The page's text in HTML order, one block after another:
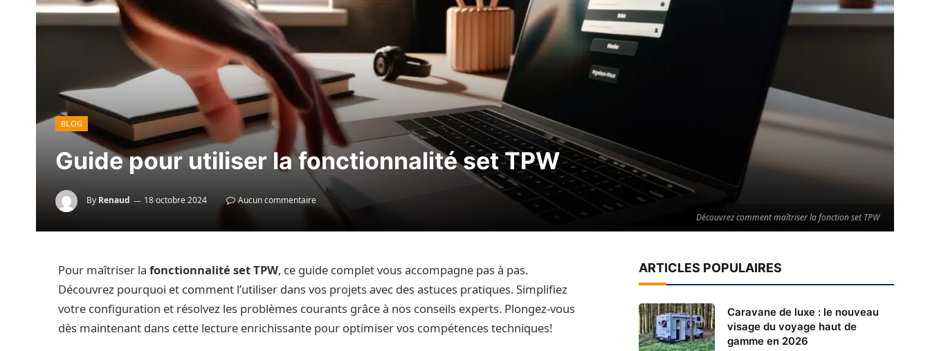
Découvrez comment maîtriser la fonction set TPW
BLOG
Guide pour utiliser la fonctionnalité set TPW
By Renaud 18 octobre 2024 Aucun commentaire
Pour maîtriser lafonctionnalité set TPW, ce guide complet vous accompagne pas à pas.
Découvrez pourquoi et comment l’utiliser dans vos projets avec des astuces pratiques. Simplifiez
votre configuration et résolvez les problèmes courants grâce à nos conseils experts. Plongez-vous
dès maintenant dans cette lecture enrichissante pour optimiser vos compétences techniques!
ARTICLES POPULAIRES
Caravane de luxe : le nouveau
visage du voyage haut de
gamme en 2026